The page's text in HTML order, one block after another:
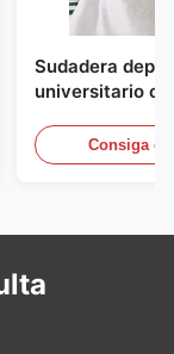
Sudadera
universitario
contrasteConsiga el